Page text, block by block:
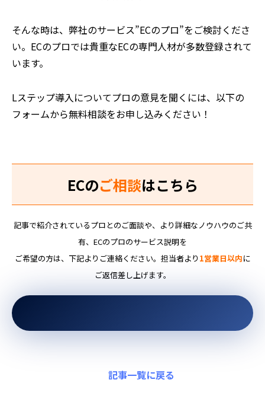
そんな時は、弊社のサービス”ECのプロ”をご検討くださ
い。ECのプロでは貴重なECの専門人材が多数登録されて
います。
Lステップ導入についてプロの意見を聞くには、以下の
フォームから無料相談をお申し込みください！
ECのご相談はこちら
記事で紹介されているプロとのご面談や、より詳細なノウハウのご共
有、ECのプロのサービス説明を
ご希望の方は、下記よりご連絡ください。担当者より 1営業日以内に
ご返信差し上げます。
記事一覧に戻る